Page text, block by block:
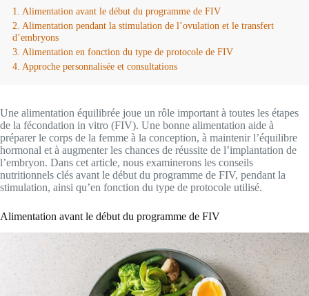
Alimentation avant le début du programme de FIV
Alimentation pendant la stimulation de l’ovulation et le transfert
d’embryons
Alimentation en fonction du type de protocole de FIV
Approche personnalisée et consultations
Une alimentation équilibrée joue un rôle important à toutes les étapes
de la fécondation in vitro (FIV). Une bonne alimentation aide à
préparer le corps de la femme à la conception, à maintenir l’équilibre
hormonal et à augmenter les chances de réussite de l’implantation de
l’embryon. Dans cet article, nous examinerons les conseils
nutritionnels clés avant le début du programme de FIV, pendant la
stimulation, ainsi qu’en fonction du type de protocole utilisé.
Alimentation avant le début du programme de FIV